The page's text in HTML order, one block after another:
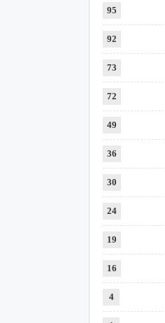
95
92
73
72
49
36
30
24
19
16
4